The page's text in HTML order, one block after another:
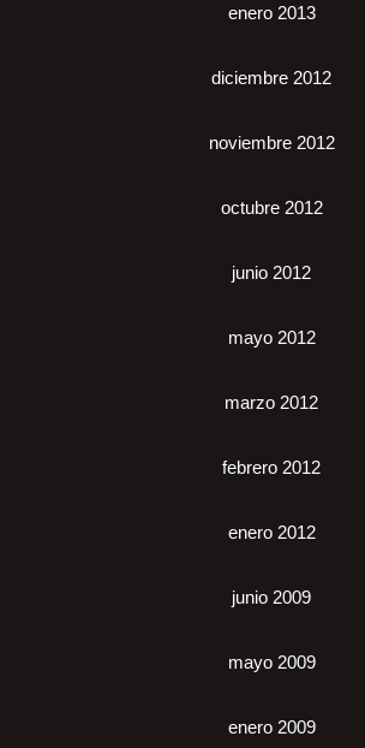
enero 2013
diciembre 2012
noviembre 2012
octubre 2012
junio 2012
mayo 2012
marzo 2012
febrero 2012
enero 2012
junio 2009
mayo 2009
enero 2009